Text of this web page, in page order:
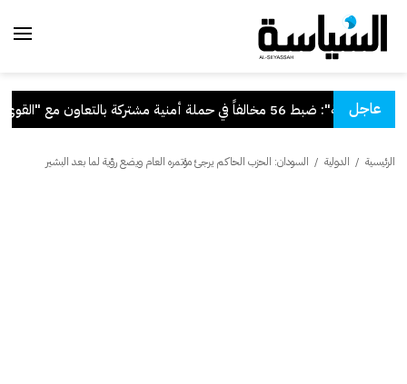
عاجل
"الداخلية": ضبط 56 مخالفاً في حملة أمنية مشتركة بالتعاون مع "القوى العاملة"
الرئيسية / الدولية / السودان: الحزب الحاكم يرجئ مؤتمره العام ويضع رؤية لما بعد البشير